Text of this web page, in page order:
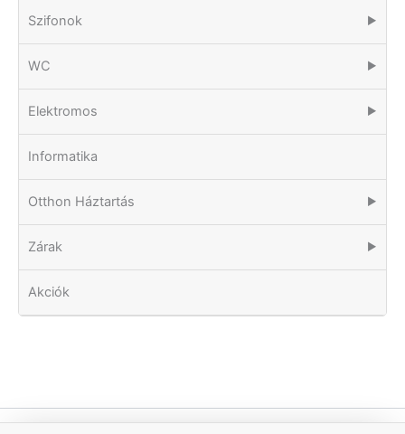
Szifonok ▶
WC ▶
Elektromos ▶
Informatika
Otthon Háztartás ▶
Zárak ▶
Akciók